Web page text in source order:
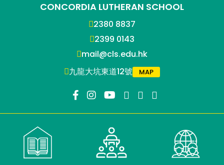
CONCORDIA LUTHERAN SCHOOL
2380 8837
2399 0143
mail@cls.edu.hk
九龍大坑東道12號
MAP